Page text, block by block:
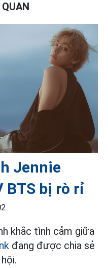
Jennie
BTS bị rò rỉ
khắc tình cảm giữa
đang được chia sẻ